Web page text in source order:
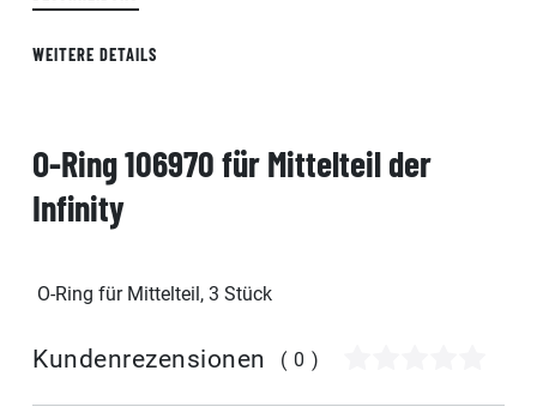
WEITERE DETAILS
O-Ring 106970 für Mittelteil der
Infinity
O-Ring für Mittelteil, 3 Stück
Kundenrezensionen (0)